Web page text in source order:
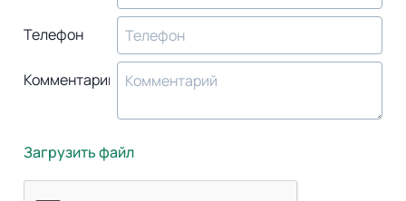
Телефон
Комментарий
Загрузить файл